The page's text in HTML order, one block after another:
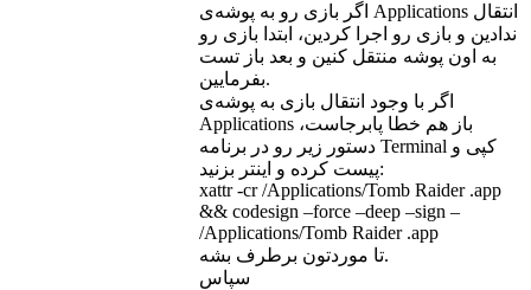
اگر بازی رو به پوشه‌ی Applications انتقال
ندادین و بازی رو اجرا کردین، ابتدا بازی رو
به اون پوشه منتقل کنین و بعد باز تست
بفرمایین.
اگر با وجود انتقال بازی به پوشه‌ی
Applications باز هم خطا پابرجاست،
دستور زیر رو در برنامه Terminal کپی و
پیست کرده و اینتر بزنید:
xattr -cr /Applications/Tomb Raider .app
&& codesign –force –deep –sign –
/Applications/Tomb Raider .app
تا موردتون برطرف بشه.
سپاس